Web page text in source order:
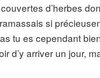
d’herbes
si
tu es cependant
d’y arriver un jour,